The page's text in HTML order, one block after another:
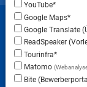
Startseite
Erklärung zur
Instagram
YouTube*
Google Maps*
Google Translate
ReadSpeaker
Tourinfra*
Matomo
Bite